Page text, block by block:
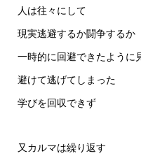
人は往々にして
現実逃避するか闘争するか
一時的に回避できたように
避けて逃げてしまった
学びを回収できず
又カルマは繰り返す